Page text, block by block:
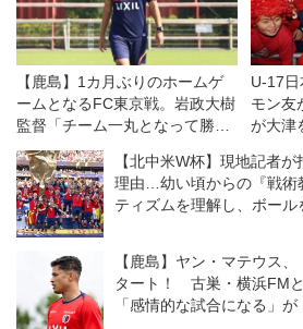
【鹿島】1カ月ぶりのホームゲ
ームとなるFC東京戦。岩政大樹
監督「チーム一丸となって勝ち
切って、サポーターと喜び合い
たい」
U-17
モン友
が大津
【北中米W杯】現地記者
理由…幼い頃からの『戦術
ティズムを理解し、ボール
【鹿島】ヤン・マテウス
タート！ 古巣・横浜FM
「感情的な試合になる」が